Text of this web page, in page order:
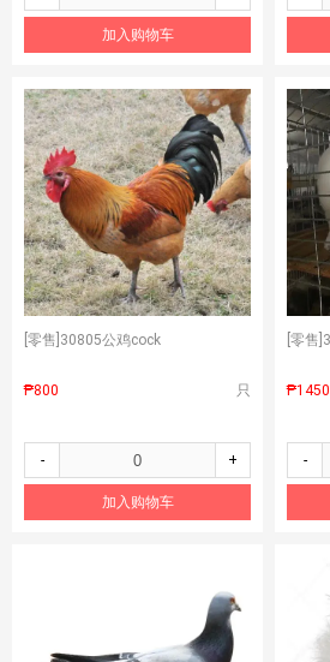
加入购物车
[零售] 30805公鸡cock
₱800 只
- +
加入购物车
[零售]
₱1450
-